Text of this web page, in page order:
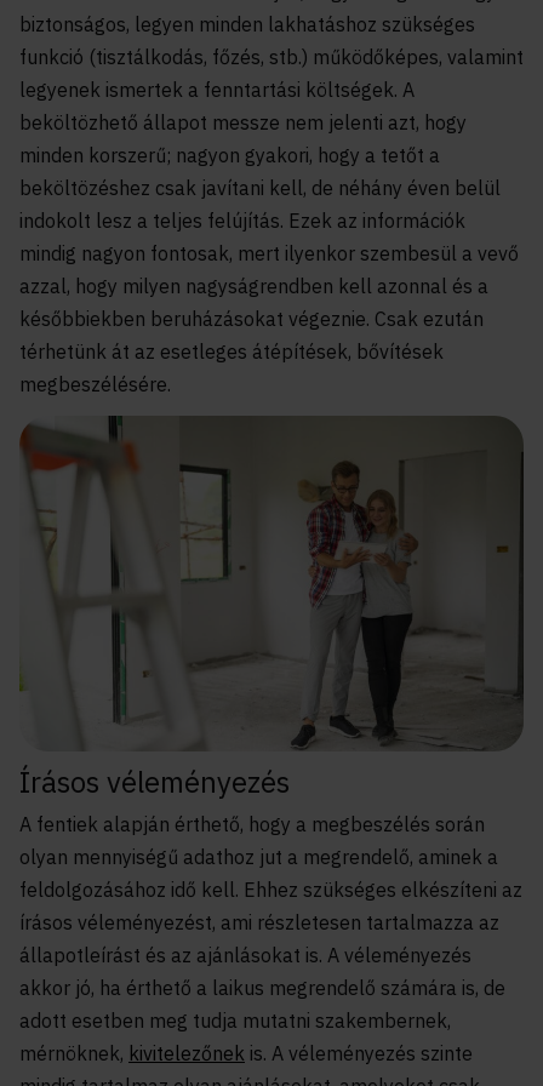
biztonságos, legyen minden lakhatáshoz szükséges
funkció (tisztálkodás, főzés, stb.) működőképes, valamint
legyenek ismertek a fenntartási költségek. A
beköltözhető állapot messze nem jelenti azt, hogy
minden korszerű; nagyon gyakori, hogy a tetőt a
beköltözéshez csak javítani kell, de néhány éven belül
indokolt lesz a teljes felújítás. Ezek az információk
mindig nagyon fontosak, mert ilyenkor szembesül a vevő
azzal, hogy milyen nagyságrendben kell azonnal és a
későbbiekben beruházásokat végeznie. Csak ezután
térhetünk át az esetleges átépítések, bővítések
megbeszélésére.
Írásos véleményezés
A fentiek alapján érthető, hogy a megbeszélés során
olyan mennyiségű adathoz jut a megrendelő, aminek a
feldolgozásához idő kell. Ehhez szükséges elkészíteni az
írásos véleményezést, ami részletesen tartalmazza az
állapotleírást és az ajánlásokat is. A véleményezés
akkor jó, ha érthető a laikus megrendelő számára is, de
adott esetben meg tudja mutatni szakembernek,
mérnöknek, kivitelezőnek is. A véleményezés szinte